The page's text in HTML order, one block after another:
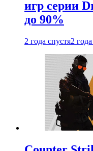
игр серии
до 90%
2 года спустя2